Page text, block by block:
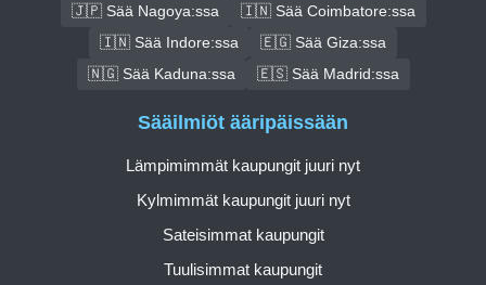
🇯🇵 Sää Nagoya:ssa
🇮🇳 Sää Coimbatore:ssa
🇮🇳 Sää Indore:ssa
🇪🇬 Sää Giza:ssa
🇳🇬 Sää Kaduna:ssa
🇪🇸 Sää Madrid:ssa
Sääilmiöt ääripäissään
Lämpimimmät kaupungit juuri nyt
Kylmimmät kaupungit juuri nyt
Sateisimmat kaupungit
Tuulisimmat kaupungit